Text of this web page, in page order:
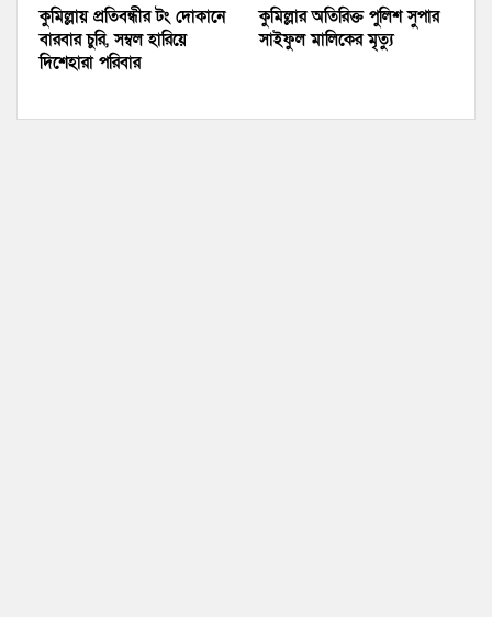
কুমিল্লায় প্রতিবন্ধীর টং দোকানে
বারবার চুরি, সম্বল হারিয়ে
দিশেহারা পরিবার
কুমিল্লার অতিরিক্ত পুলিশ সুপার
সাইফুল মালিকের মৃত্যু